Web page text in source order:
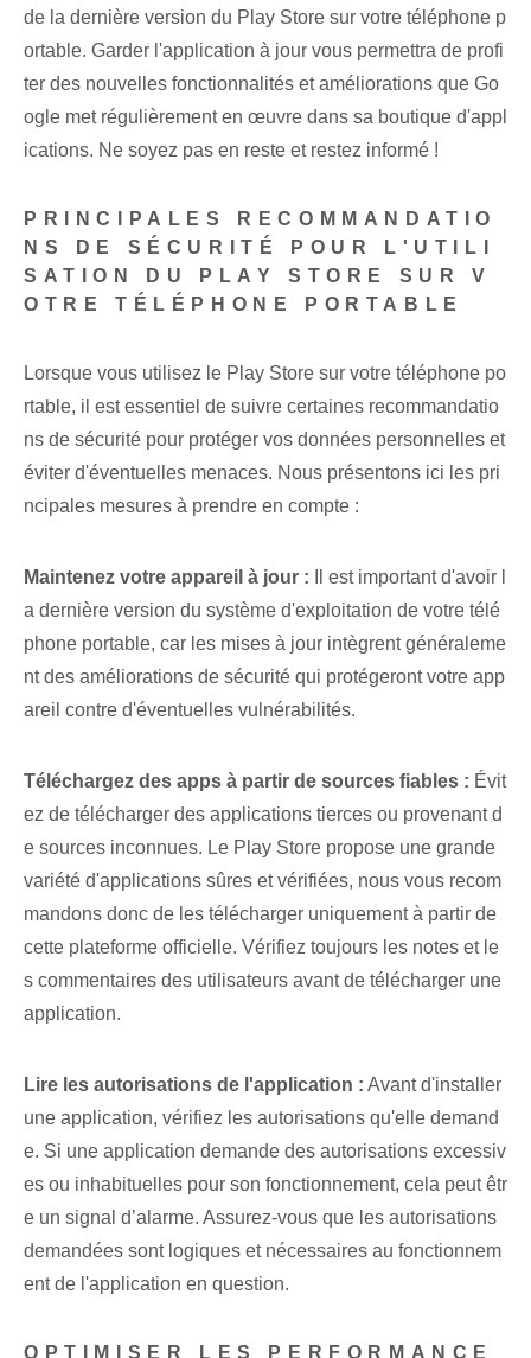
de la dernière version du Play Store sur votre téléphone p
ortable. Garder l'application à jour vous permettra de profi
ter des nouvelles fonctionnalités et améliorations que Go
ogle met régulièrement en œuvre dans sa boutique d'appl
ications. Ne soyez pas en reste et restez informé !
PRINCIPALES RECOMMANDATIO
NS DE SÉCURITÉ POUR L'UTILI
SATION DU PLAY STORE SUR V
OTRE TÉLÉPHONE PORTABLE
Lorsque vous utilisez le Play Store sur votre téléphone po
rtable, il est essentiel de suivre certaines recommandatio
ns de sécurité pour protéger vos données personnelles et
éviter d'éventuelles menaces. Nous présentons ici⁢ les pri
ncipales mesures à prendre en compte :
Maintenez votre appareil à jour : Il est important d'avoir l
a dernière version du système d'exploitation de votre télé
phone portable, car les mises à jour intègrent généraleme
nt des améliorations de sécurité qui protégeront votre app
areil contre d'éventuelles vulnérabilités.
Téléchargez des ⁢apps à partir de sources fiables : Évit
ez de télécharger des applications tierces ou provenant d
e sources inconnues. Le Play Store propose une grande
variété d'applications sûres et vérifiées, nous vous recom
mandons donc de les télécharger uniquement à partir de
cette plateforme officielle. Vérifiez toujours les notes et le
s commentaires des utilisateurs avant de télécharger une
application.
Lire les autorisations de l'application : Avant d'installer
une application, vérifiez les autorisations qu'elle demand
e. Si une application demande des autorisations excessiv
es ou inhabituelles pour son fonctionnement, cela peut êtr
e un signal d’alarme. Assurez-vous que les autorisations
demandées sont logiques et nécessaires au fonctionnem
ent de l'application en question.
OPTIMISER LES PERFORMANCE